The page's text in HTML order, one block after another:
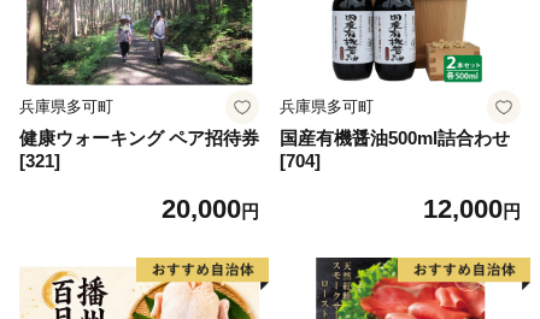
兵庫県多可町
健康ウォーキング ペア招待券
[321]
20,000円
兵庫県多可町
国産有機醤油500ml詰合わせ
[704]
12,000円